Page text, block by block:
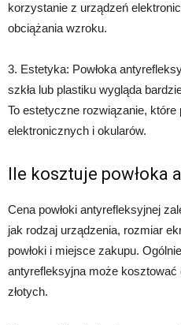
korzystanie z urządzeń
obciążania wzroku.
3. Estetyka: Powłoka
szkła lub plastiku wygląda
To estetyczne rozwiązanie,
elektronicznych i okularów.
Ile kosztuje powłoka
Cena powłoki antyrefleksyjnej
jak rodzaj urządzenia, rozmiar
powłoki i miejsce zakupu.
antyrefleksyjna może
złotych.